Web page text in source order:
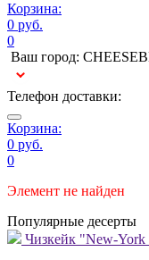
Корзина:
0 руб.
0
Ваш город:
Телефон доставки:
Корзина:
0 руб.
0
Элемент не найден
Популярные десерты
Чизкейк "New-York